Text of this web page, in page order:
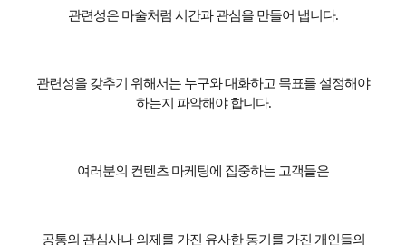
관련성은 마술처럼 시간과 관심을 만들어 냅니다.
관련성을 갖추기 위해서는 누구와 대화하고 목표를 설정해야
하는지 파악해야 합니다.
여러분의 컨텐츠 마케팅에 집중하는 고객들은
공통의 관심사나 의제를 가진 유사한 동기를 가진 개인들의